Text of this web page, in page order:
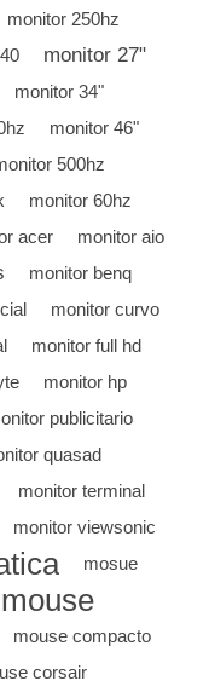
monitor 250hz
monitor 27"
monitor 34"
monitor 46"
500hz
monitor 60hz
acer
monitor aio
monitor benq
monitor curvo
monitor full hd
monitor hp
publicitario
quasad
monitor terminal
monitor viewsonic
mosue
mouse
mouse compacto
corsair